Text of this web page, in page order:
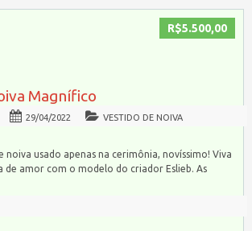
R$5.500,00
Magnífico
29/04/2022 VESTIDO DE NOIVA
noiva usado apenas na cerimônia, novíssimo! Viva
de amor com o modelo do criador Eslieb. As